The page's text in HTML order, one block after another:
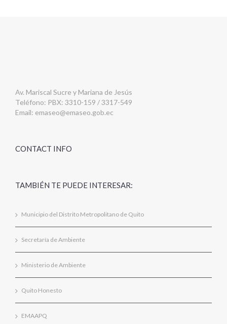
Av. Mariscal Sucre y Mariana de Jesús
Teléfono: PBX: 3310-159 / 3317-549
Email: emaseo@emaseo.gob.ec
CONTACT INFO
TAMBIÉN TE PUEDE INTERESAR:
Municipio del Distrito Metropolitano de Quito
Secretaría de Ambiente
Ministerio de Ambiente
Quito Honesto
EMAAPQ